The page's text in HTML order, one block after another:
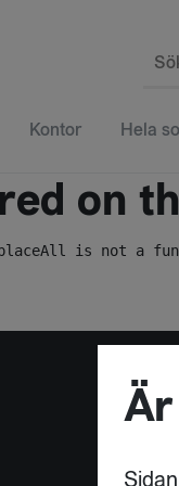
Kontor Hela
on
is not a